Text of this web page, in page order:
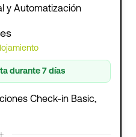
y Automatización
durante 7 días
Check-in Basic,